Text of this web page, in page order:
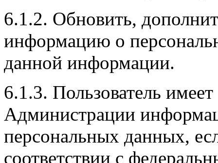
6.1.2. Обновить,
информацию о
данной информации.
6.1.3. Пользователь
Администрации
персональных данных,
соответствии с